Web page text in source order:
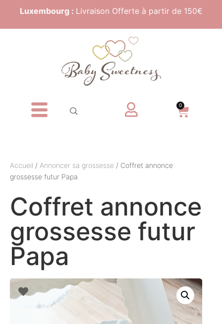
Luxembourg : Livraison Offerte à partir de 150€
0
Accueil / Annoncer sa grossesse / Coffret annonce
grossesse futur Papa
Coffret annonce
grossesse futur
Papa